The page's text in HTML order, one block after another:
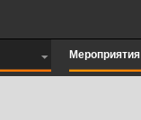
Мероприятия